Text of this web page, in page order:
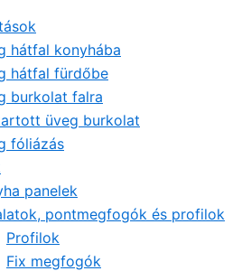
hátfal konyhába
hátfal fürdőbe
burkolat falra
üveg burkolat
fóliázás
panelek
pontmegfogók és profilok
Profilok
Fix megfogók